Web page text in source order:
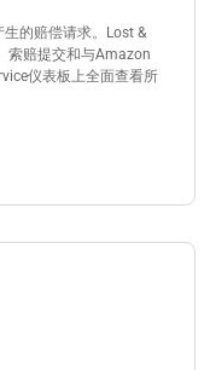
的赔偿请求。Lost &
索赔提交和与Amazon
仪表板上全面查看所